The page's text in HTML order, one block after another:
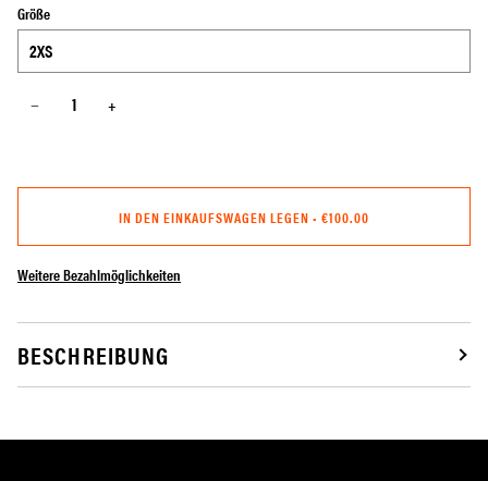
Größe
− +
IN DEN EINKAUFSWAGEN LEGEN • €100.00
Weitere Bezahlmöglichkeiten
BESCHREIBUNG